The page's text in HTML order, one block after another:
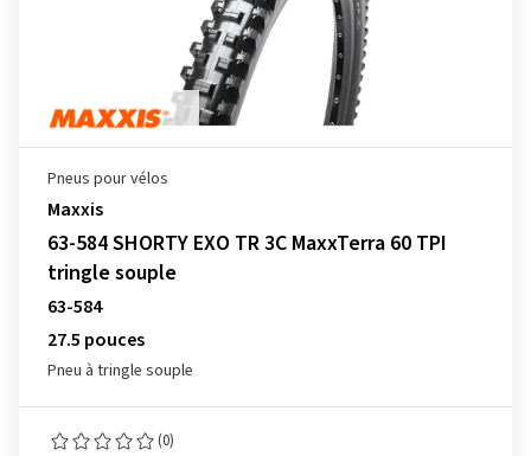
Pneus pour vélos
Maxxis
63-584 SHORTY EXO TR 3C MaxxTerra 60 TPI
tringle souple
63-584
27.5 pouces
Pneu à tringle souple
(0)